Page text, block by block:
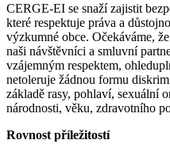
CERGE-EI se snaží zajistit
které respektuje práva a
výzkumné obce. Očekáváme,
naši návštěvníci a smluvní
vzájemným respektem,
netoleruje žádnou formu
základě rasy, pohlaví, sexuální
národnosti, věku, zdravotního
Rovnost příležitostí